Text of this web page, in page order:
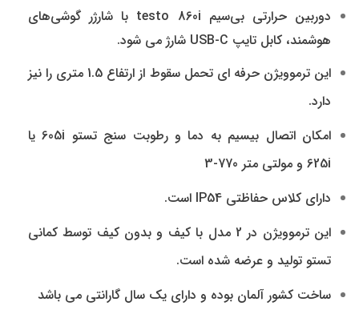
دوربین حرارتی بی‌سیم testo 860i با شارژر گوشی‌های
هوشمند، کابل تایپ USB-C شارژ می شود.
این ترموویژن حرفه ای تحمل سقوط از ارتفاع 1.5 متری را نیز
دارد.
امکان اتصال بیسیم به دما و رطوبت سنج تستو 605i یا
625i و مولتی متر 770-3
دارای کلاس حفاظتی IP54 است.
این ترموویژن در 2 مدل با کیف و بدون کیف توسط کمانی
تستو تولید و عرضه شده است.
ساخت کشور آلمان بوده و دارای یک سال گارانتی می باشد